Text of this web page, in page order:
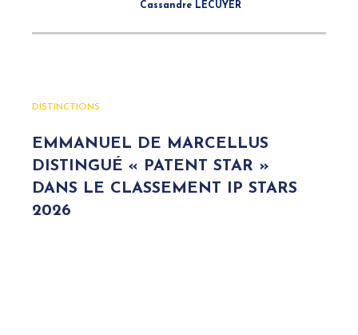
Cassandre LÉCUYER
DISTINCTIONS
EMMANUEL DE MARCELLUS
DISTINGUÉ « PATENT STAR »
DANS LE CLASSEMENT IP STARS
2026